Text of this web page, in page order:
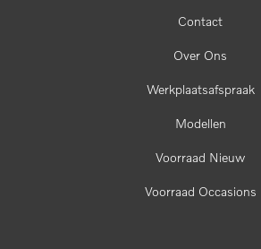
Contact
Over Ons
Werkplaatsafspraak
Modellen
Voorraad Nieuw
Voorraad Occasions